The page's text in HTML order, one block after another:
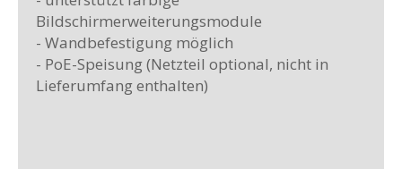
Bildschirmerweiterungsmodule
- Wandbefestigung möglich
- PoE-Speisung (Netzteil optional, nicht in
Lieferumfang enthalten)